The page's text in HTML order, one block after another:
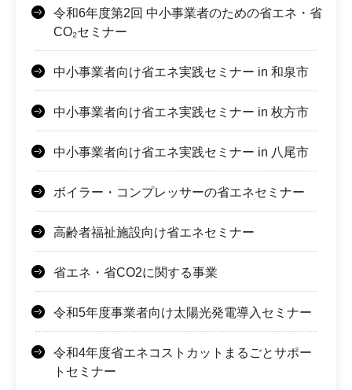
令和6年度第2回 中小事業者のための省エネ・省
CO₂セミナー
中小事業者向け省エネ実践セミナー in 和泉市
中小事業者向け省エネ実践セミナー in 枚方市
中小事業者向け省エネ実践セミナー in 八尾市
ボイラー・コンプレッサーの省エネセミナー
高齢者福祉施設向け省エネセミナー
省エネ・省CO2に関する事業
令和5年度事業者向け太陽光発電導入セミナー
令和4年度省エネコストカットまるごとサポー
トセミナー